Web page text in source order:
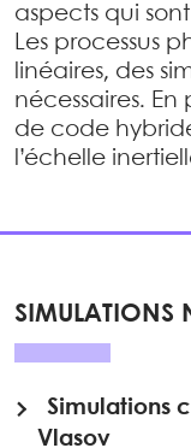
aspects qui
Les processus
linéaires, des
nécessaires.
de code
l’échelle
SIMULATIONS
Simulations
Vlasov